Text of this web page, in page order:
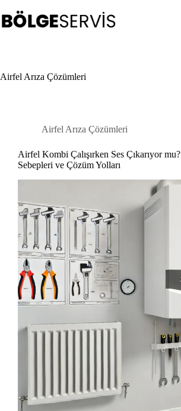
to
content
Airfel Arıza Çözümleri
Airfel Arıza Çözümleri
Airfel Kombi Çalışırken Ses Çıkarıyor mu?
Sebepleri ve Çözüm Yolları